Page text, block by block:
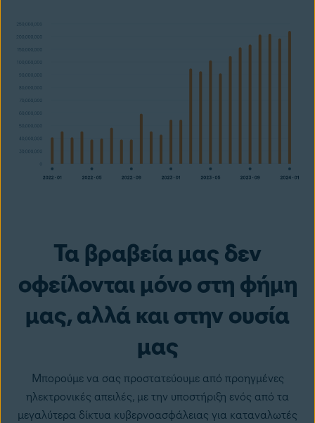
Τα βραβεία μας δεν
οφείλονται μόνο στη φήμη
μας, αλλά και στην ουσία
μας
Μπορούμε να σας προστατεύουμε από προηγμένες
ηλεκτρονικές απειλές, με την υποστήριξη ενός από τα
μεγαλύτερα δίκτυα κυβερνοασφάλειας για καταναλωτές